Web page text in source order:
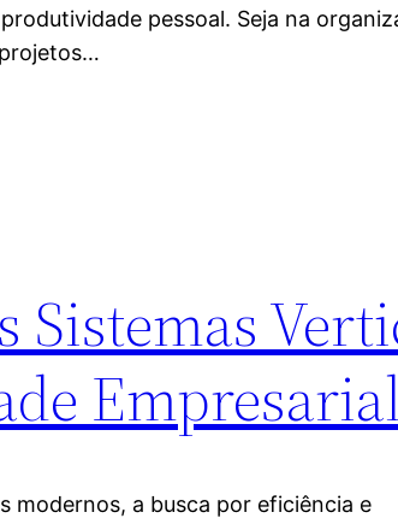
pessoal. Seja na
Sistemas
modernos, a busca por eficiência e